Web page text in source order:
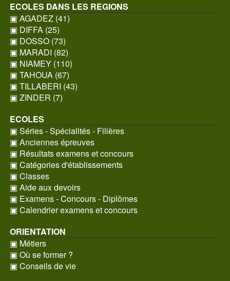
ECOLES DANS LES REGIONS
▣ AGADEZ (41)
▣ DIFFA (25)
▣ DOSSO (73)
▣ MARADI (82)
▣ NIAMEY (110)
▣ TAHOUA (67)
▣ TILLABERI (43)
▣ ZINDER (7)
ECOLES
▣ Séries - Spécialités - Filières
▣ Anciennes épreuves
▣ Résultats examens et concours
▣ Catégories d'établissements
▣ Classes
▣ Aide aux devoirs
▣ Examens - Concours - Diplômes
▣ Calendrier examens et concours
ORIENTATION
▣ Métiers
▣ Où se former ?
▣ Conseils de vie